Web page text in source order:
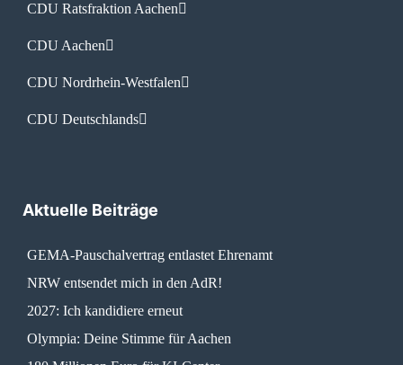
CDU Ratsfraktion Aachen
CDU Aachen
CDU Nordrhein-Westfalen
CDU Deutschlands
Aktuelle Beiträge
GEMA-Pauschalvertrag entlastet Ehrenamt
NRW entsendet mich in den AdR!
2027: Ich kandidiere erneut
Olympia: Deine Stimme für Aachen